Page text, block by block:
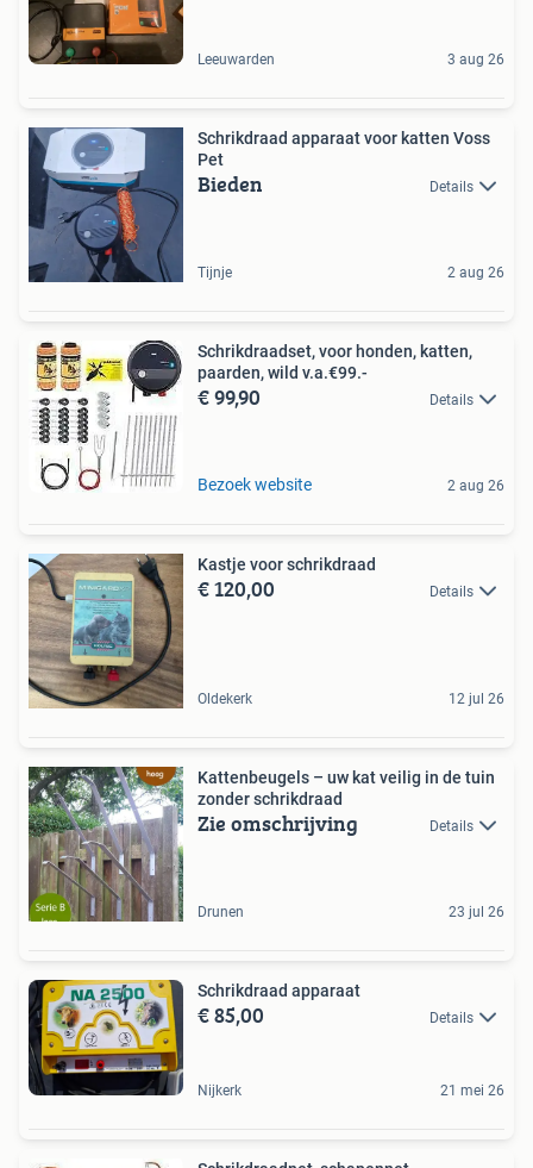
Leeuwarden 3 aug 26
Schrikdraad apparaat voor katten Voss
Pet
Bieden Details
Tijnje 2 aug 26
Schrikdraadset, voor honden, katten,
paarden, wild v.a.€99.-
€ 99,90 Details
Bezoek website 2 aug 26
Kastje voor schrikdraad
€ 120,00 Details
Oldekerk 12 jul 26
Kattenbeugels – uw kat veilig in de tuin
zonder schrikdraad
Zie omschrijving Details
Drunen 23 jul 26
Schrikdraad apparaat
€ 85,00 Details
Nijkerk 21 mei 26